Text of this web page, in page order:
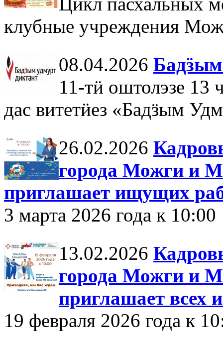
клубные учреждения
08.04.2026
11-тӥ оштолэзе 13
дас витетӥез «Бадӟым
26.02.2026
города Можги и
приглашает ищущих
3 марта 2026 года к 10:00
13.02.2026
города Можги и
приглашает всех
19 февраля 2026 года к